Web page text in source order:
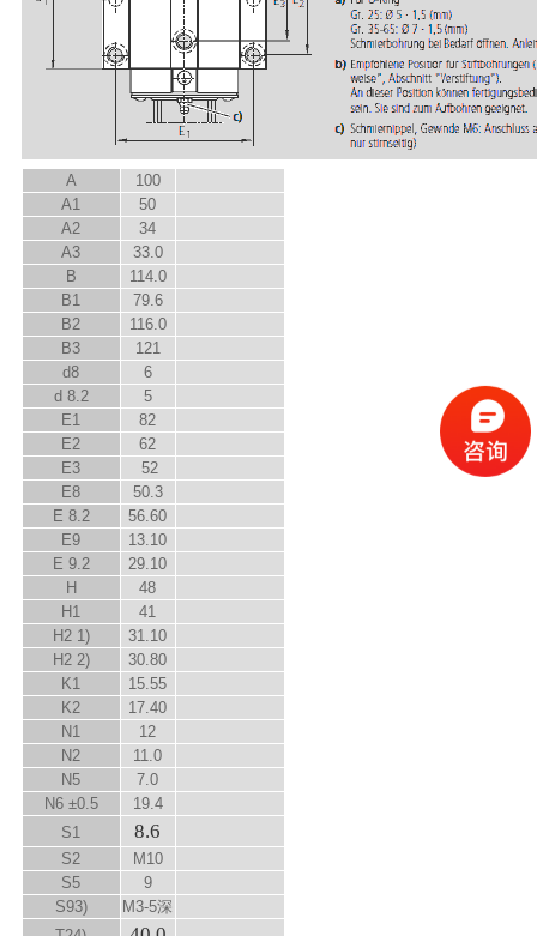
A
100
A1
50
A2
34
A3
33.0
B
114.0
B1
79.6
B2
116.0
B3
121
d8
6
d 8.2
5
E1
82
E2
62
E3
52
E8
50.3
E 8.2
56.60
E9
13.10
E 9.2
29.10
H
48
H 1
41
H2 1)
31.10
H2 2)
30.80
K1
15.55
K2
17.40
N1
12
N2
11.0
N5
7.0
N6 ±0.5
19.4
S1 8.6
S2
M10
S5
9
S93)
M3-5深